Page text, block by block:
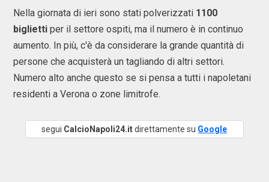
Nella giornata di ieri sono stati polverizzati 1100
biglietti per il settore ospiti, ma il numero è in continuo
aumento. In più, c'è da considerare la grande quantità di
persone che acquisterà un tagliando di altri settori.
Numero alto anche questo se si pensa a tutti i napoletani
residenti a Verona o zone limitrofe.
segui CalcioNapoli24.itdirettamente su Google